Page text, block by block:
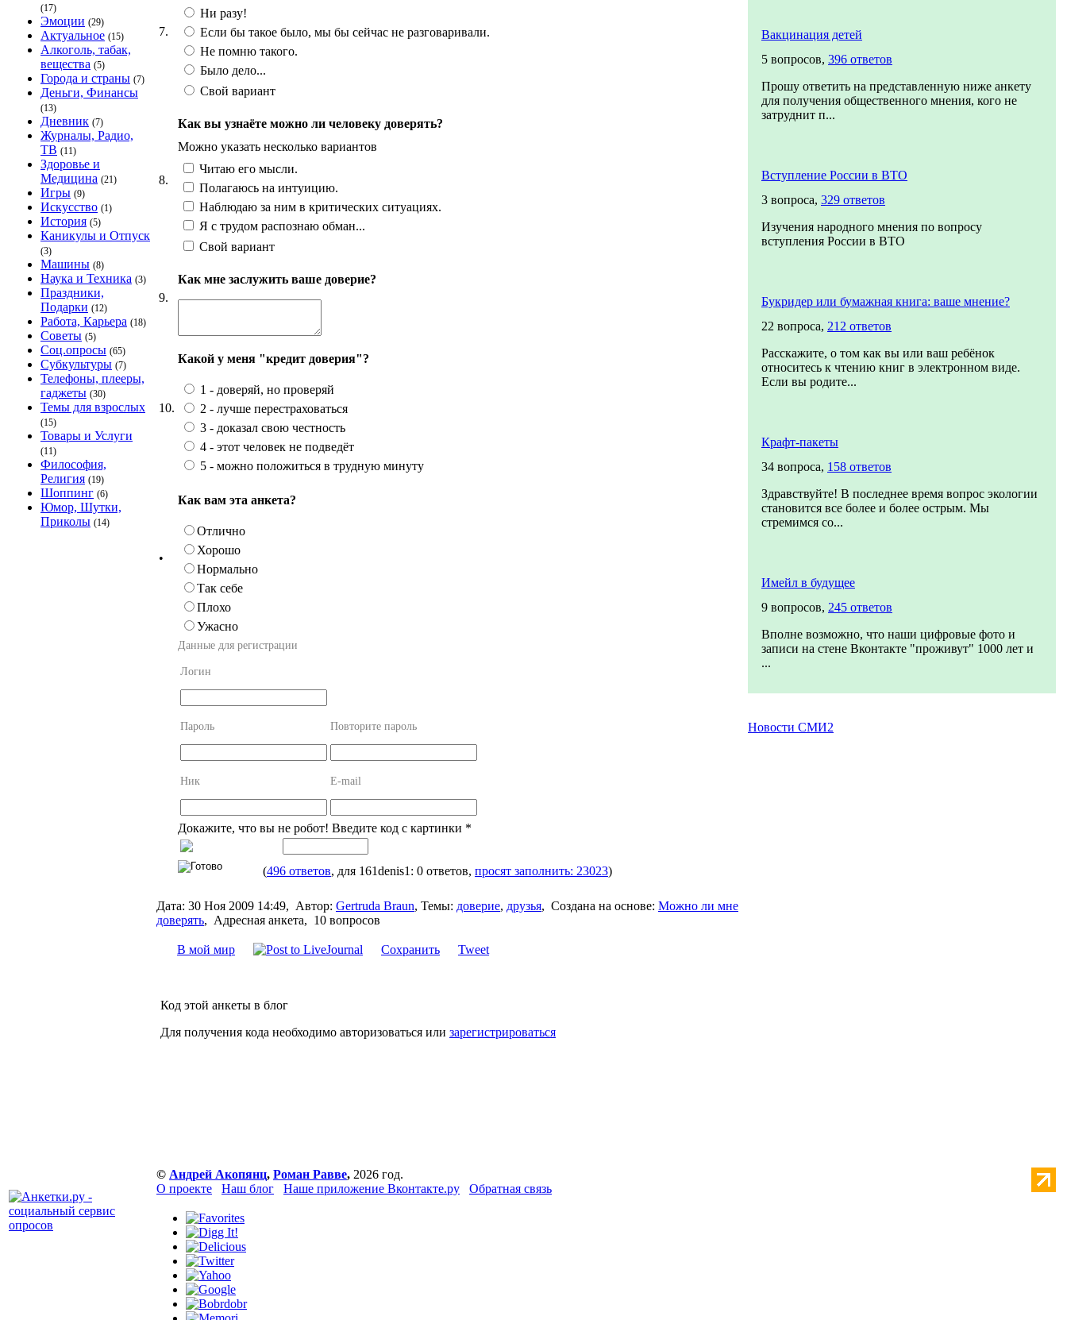
(17)
Эмоции (29)
Актуальное (15)
Алкоголь, табак,
вещества (5)
Города и страны (7)
Деньги, Финансы
(13)
Дневник (7)
Журналы, Радио,
ТВ (11)
Здоровье и
Медицина (21)
Игры (9)
Искусство (1)
История (5)
Каникулы и Отпуск
(3)
Машины (8)
Наука и Техника (3)
Праздники,
Подарки (12)
Работа, Карьера (18)
Советы (5)
Соц.опросы (65)
Субкультуры (7)
Телефоны, плееры,
гаджеты (30)
Темы для взрослых
(15)
Товары и Услуги
(11)
Философия,
Религия (19)
Шоппинг (6)
Юмор, Шутки,
Приколы (14)
7.
Ни разу!
Если бы такое было, мы бы сейчас не разговаривали.
Не помню такого.
Было дело...
Свой вариант
8.
Как вы узнаёте можно ли человеку доверять?
Можно указать несколько вариантов
Читаю его мысли.
Полагаюсь на интуицию.
Наблюдаю за ним в критических ситуациях.
Я с трудом распознаю обман...
Свой вариант
9.
Как мне заслужить ваше доверие?
10.
Какой у меня "кредит доверия"?
1 - доверяй, но проверяй
2 - лучше перестраховаться
3 - доказал свою честность
4 - этот человек не подведёт
5 - можно положиться в трудную минуту
•
Как вам эта анкета?
Отлично
Хорошо
Нормально
Так себе
Плохо
Ужасно
Данные для регистрации
Логин
Пароль Повторите пароль
Ник E-mail
Докажите, что вы не робот! Введите код с картинки *
(496 ответов, для 161denis1: 0 ответов, просят заполнить: 23023)
Дата: 30 Ноя 2009 14:49, Автор: Gertruda Braun, Темы: доверие, друзья, Создана на основе: Можно ли мне
доверять, Адресная анкета, 10 вопросов
В мой мир Сохранить Tweet
Код этой анкеты в блог
Для получения кода необходимо авторизоваться или зарегистрироваться
Вакцинация детей
5 вопросов, 396 ответов
Прошу ответить на представленную ниже анкету
для получения общественного мнения, кого не
затруднит п...
Вступление России в ВТО
3 вопроса, 329 ответов
Изучения народного мнения по вопросу
вступления России в ВТО
Букридер или бумажная книга: ваше мнение?
22 вопроса, 212 ответов
Расскажите, о том как вы или ваш ребёнок
относитесь к чтению книг в электронном виде.
Если вы родите...
Крафт-пакеты
34 вопроса, 158 ответов
Здравствуйте! В последнее время вопрос экологии
становится все более и более острым. Мы
стремимся со...
Имейл в будущее
9 вопросов, 245 ответов
Вполне возможно, что наши цифровые фото и
записи на стене Вконтакте "проживут" 1000 лет и
...
Новости СМИ2
© Андрей Акопянц, Роман Равве, 2026 год.
О проекте
Наш блог Наше приложение Вконтакте.ру Обратная связь